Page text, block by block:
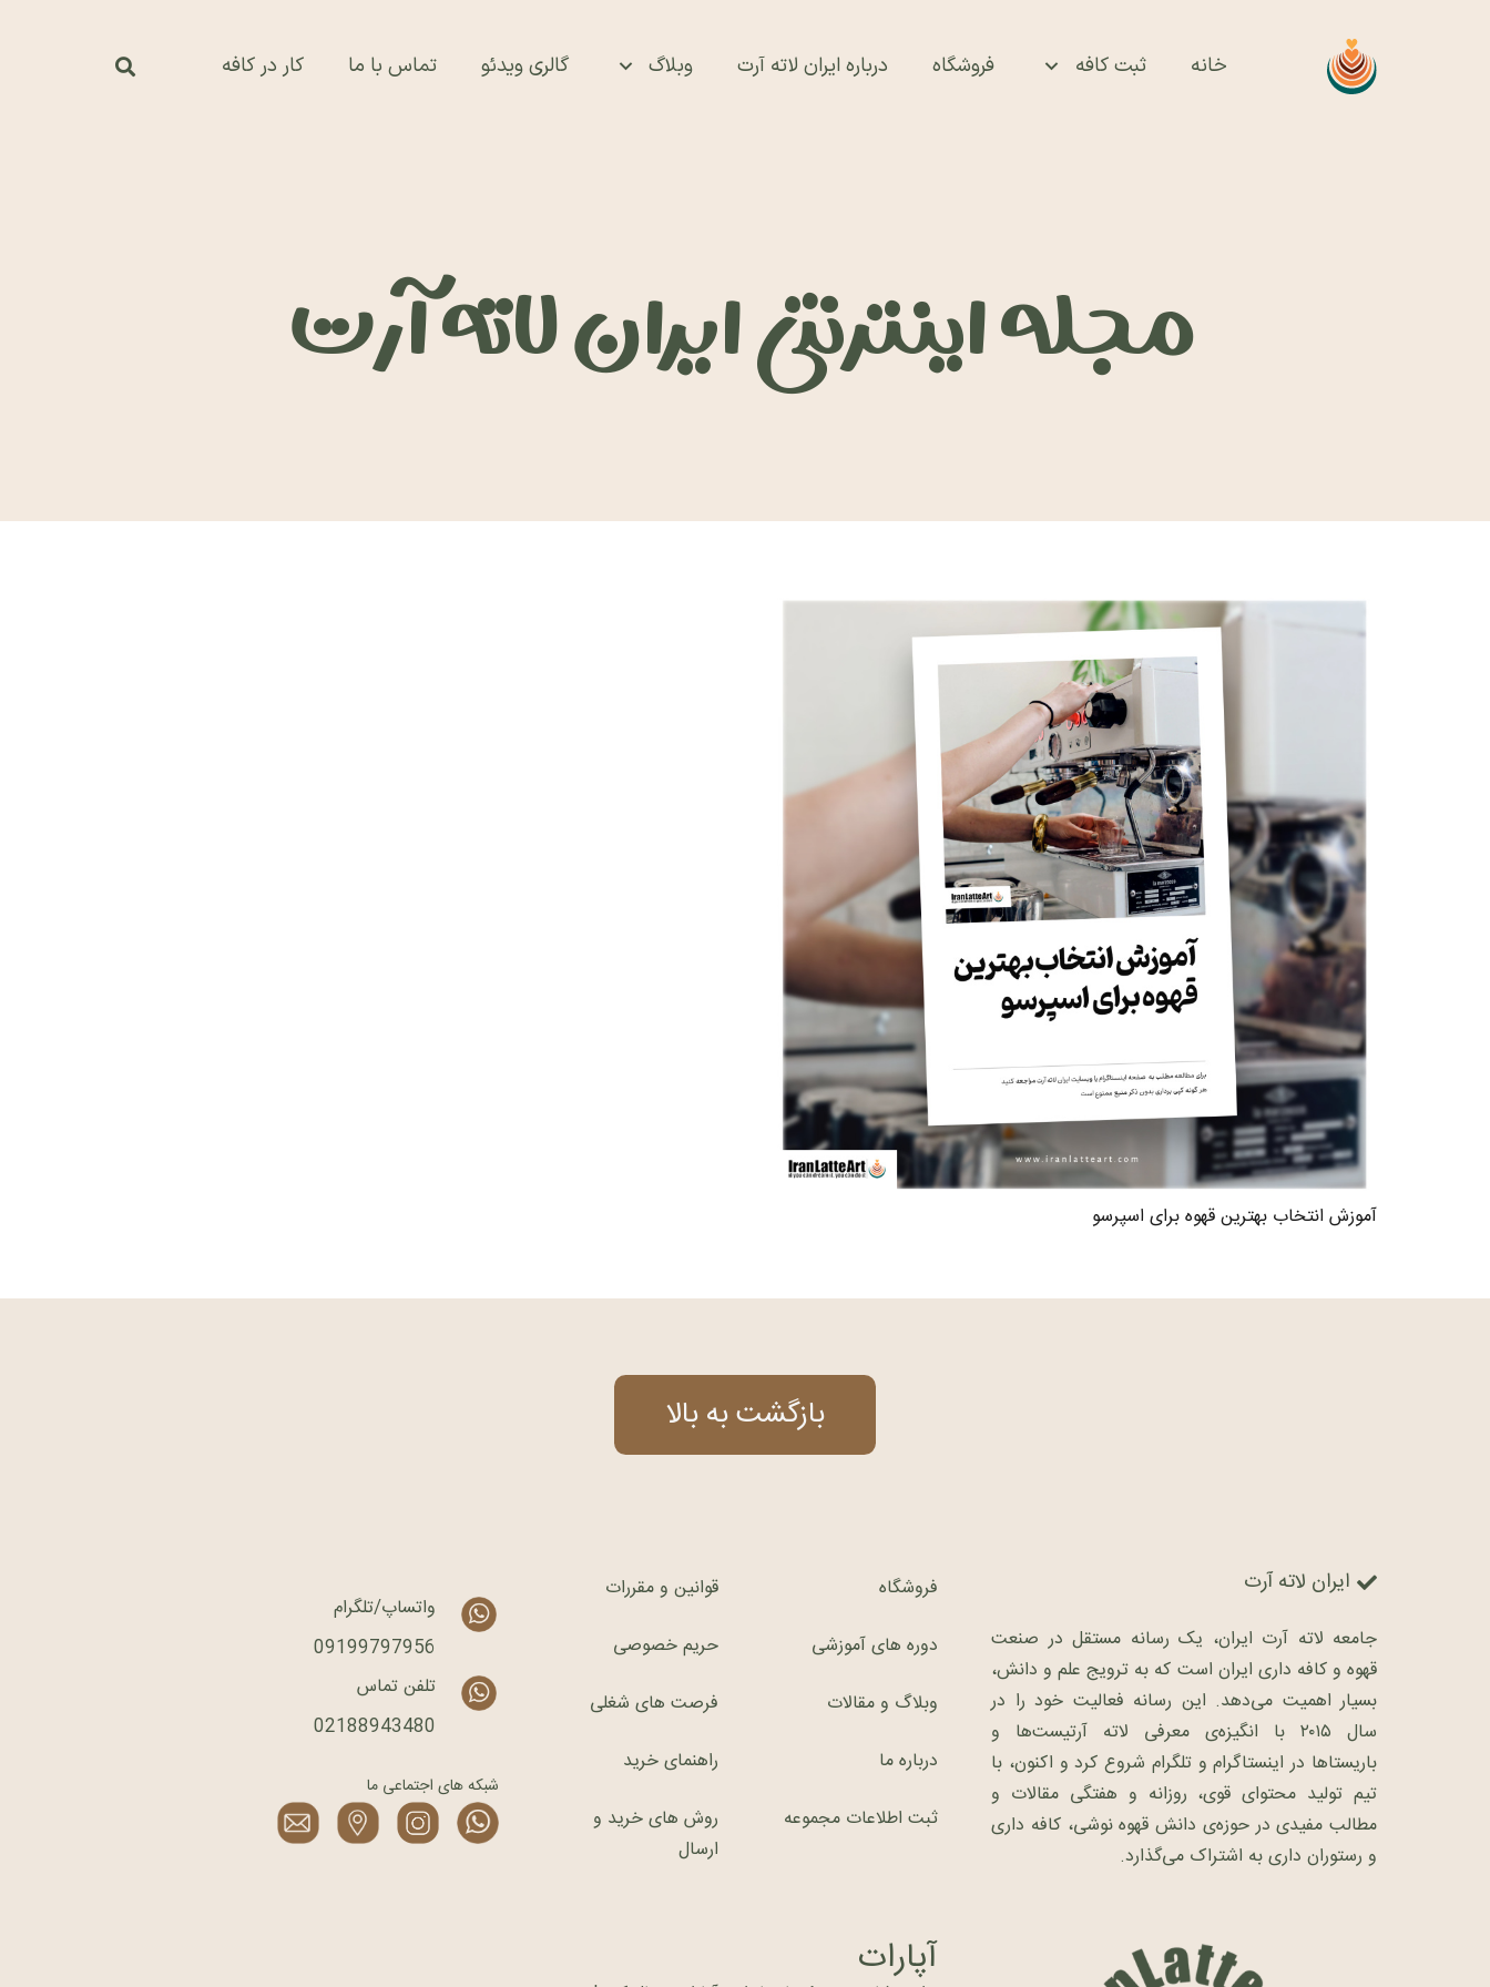
خانه ثبت کافه فروشگاه درباره ایران لاته آرت وبلاگ گالری ویدئو تماس با ما کار در کافه
مجله اینترنتی ایران لاته آرت
آموزش انتخاب بهترین قهوه برای اسپرسو
بازگشت به بالا
ایران لاته آرت
جامعه لاته آرت ایران، یک رسانه مستقل در صنعت
قهوه و کافه داری ایران است که به ترویج علم و دانش،
بسیار اهمیت می‌دهد. این رسانه فعالیت خود را در
سال ۲۰۱۵ با انگیزه‌ی معرفی لاته آرتیست‌ها و
باریستاها در اینستاگرام و تلگرام شروع کرد و اکنون، با
تیم تولید محتوای قوی، روزانه و هفتگی مقالات و
مطالب مفیدی در حوزه‌ی دانش قهوه نوشی، کافه داری
و رستوران داری به اشتراک می‌گذارد.
فروشگاه
دوره های آموزشی
وبلاگ و مقالات
درباره ما
ثبت اطلاعات مجموعه
قوانین و مقررات
حریم خصوصی
فرصت های شغلی
راهنمای خرید
روش های خرید و
ارسال
واتساپ/تلگرام
09199797956
تلفن تماس
02188943480
شبکه های اجتماعی ما
آپارات